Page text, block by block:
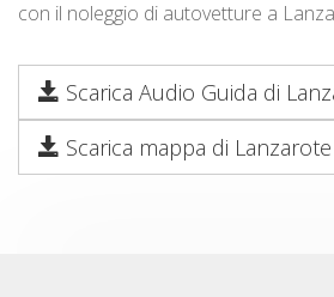
con il noleggio di autovetture a
Scarica Audio Guida di
Scarica mappa di Lanzarote